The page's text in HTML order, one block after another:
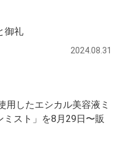
御礼
2024.08.31
用したエシカル美容液ミ
ミスト」を8月29日〜販